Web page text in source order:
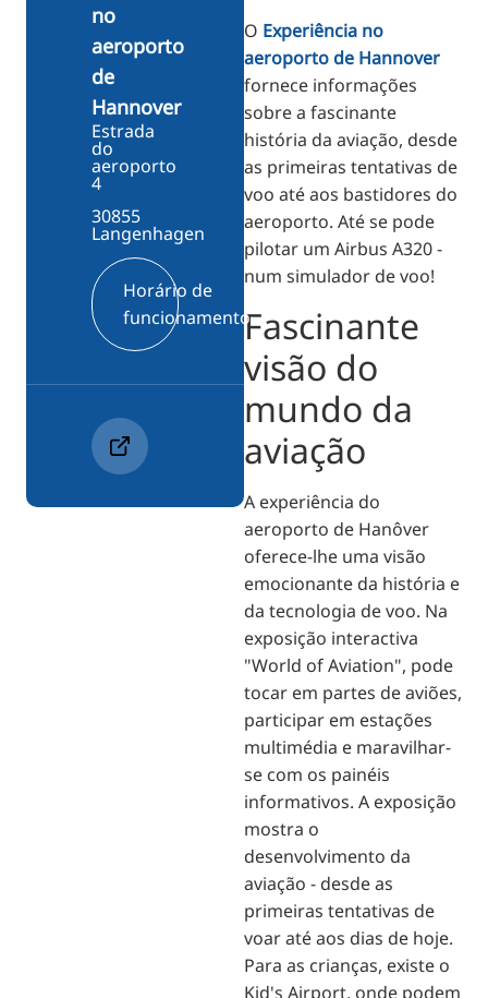
O Experiência no
aeroporto de Hannover
fornece informações
sobre a fascinante
história da aviação, desde
as primeiras tentativas de
voo até aos bastidores do
aeroporto. Até se pode
pilotar um Airbus A320 -
num simulador de voo!
Fascinante
visão do
mundo da
aviação
A experiência do
aeroporto de Hanôver
oferece-lhe uma visão
emocionante da história e
da tecnologia de voo. Na
exposição interactiva
"World of Aviation", pode
tocar em partes de aviões,
participar em estações
multimédia e maravilhar-
se com os painéis
informativos. A exposição
mostra o
desenvolvimento da
aviação - desde as
primeiras tentativas de
voar até aos dias de hoje.
Para as crianças, existe o
Kid's Airport, onde podem
no
aeroporto
de
Hannover
Estrada
do
aeroporto
4
30855
Langenhagen
Horário de
funcionamento